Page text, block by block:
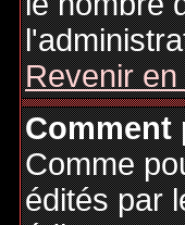
Revenir
Comment
Comme
édités par